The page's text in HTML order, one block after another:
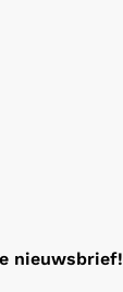
nieuwsbrief!